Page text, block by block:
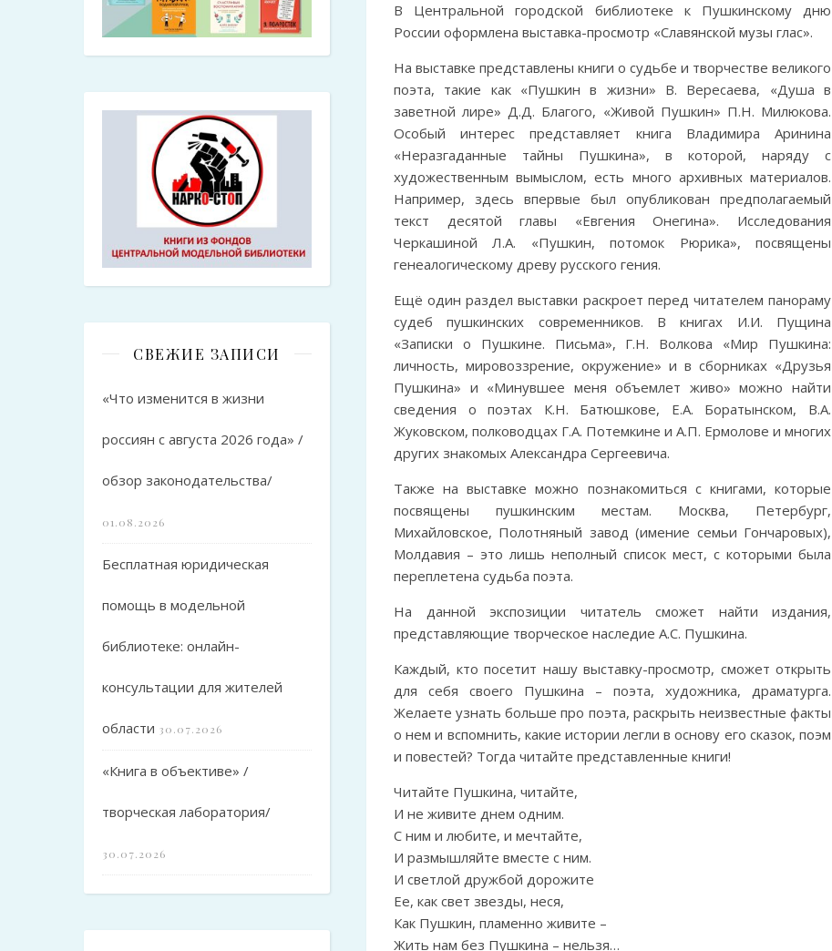
СВЕЖИЕ ЗАПИСИ
«Что изменится в жизни
россиян с августа 2026 года» /
обзор законодательства/
01.08.2026
Бесплатная юридическая
помощь в модельной
библиотеке: онлайн-
консультации для жителей
области 30.07.2026
«Книга в объективе» /
творческая лаборатория/
30.07.2026
В Центральной городской библиотеке к Пушкинскому дню
России оформлена выставка-просмотр «Славянской музы глас».
На выставке представлены книги о судьбе и творчестве великого
поэта, такие как «Пушкин в жизни» В. Вересаева, «Душа в
заветной лире» Д.Д. Благого, «Живой Пушкин» П.Н. Милюкова.
Особый интерес представляет книга Владимира Аринина
«Неразгаданные тайны Пушкина», в которой, наряду с
художественным вымыслом, есть много архивных материалов.
Например, здесь впервые был опубликован предполагаемый
текст десятой главы «Евгения Онегина». Исследования
Черкашиной Л.А. «Пушкин, потомок Рюрика», посвящены
генеалогическому древу русского гения.
Ещё один раздел выставки раскроет перед читателем панораму
судеб пушкинских современников. В книгах И.И. Пущина
«Записки о Пушкине. Письма», Г.Н. Волкова «Мир Пушкина:
личность, мировоззрение, окружение» и в сборниках «Друзья
Пушкина» и «Минувшее меня объемлет живо» можно найти
сведения о поэтах К.Н. Батюшкове, Е.А. Боратынском, В.А.
Жуковском, полководцах Г.А. Потемкине и А.П. Ермолове и многих
других знакомых Александра Сергеевича.
Также на выставке можно познакомиться с книгами, которые
посвящены пушкинским местам. Москва, Петербург,
Михайловское, Полотняный завод (имение семьи Гончаровых),
Молдавия – это лишь неполный список мест, с которыми была
переплетена судьба поэта.
На данной экспозиции читатель сможет найти издания,
представляющие творческое наследие А.С. Пушкина.
Каждый, кто посетит нашу выставку-просмотр, сможет открыть
для себя своего Пушкина – поэта, художника, драматурга.
Желаете узнать больше про поэта, раскрыть неизвестные факты
о нем и вспомнить, какие истории легли в основу его сказок, поэм
и повестей? Тогда читайте представленные книги!
Читайте Пушкина, читайте,
И не живите днем одним.
С ним и любите, и мечтайте,
И размышляйте вместе с ним.
И светлой дружбой дорожите
Ее, как свет звезды, неся,
Как Пушкин, пламенно живите –
Жить нам без Пушкина – нельзя…